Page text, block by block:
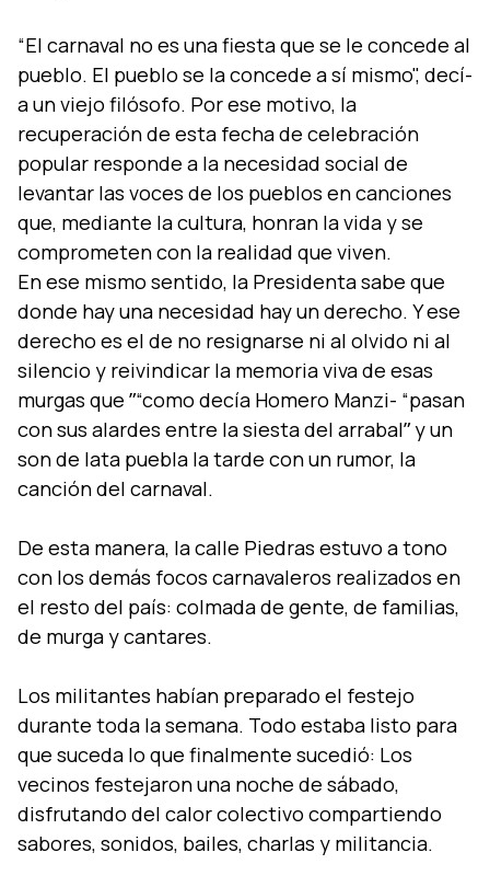
“El carnaval no es una fiesta que se le concede al
pueblo. El pueblo se la concede a sí­ mismo", decí­
a un viejo filósofo. Por ese motivo, la
recuperación de esta fecha de celebración
popular responde a la necesidad social de
levantar las voces de los pueblos en canciones
que, mediante la cultura, honran la vida y se
comprometen con la realidad que viven.
En ese mismo sentido, la Presidenta sabe que
donde hay una necesidad hay un derecho. Y ese
derecho es el de no resignarse ni al olvido ni al
silencio y reivindicar la memoria viva de esas
murgas que ˮ“como decí­a Homero Manzi- “pasan
con sus alardes entre la siesta del arrabalˮ y un
son de lata puebla la tarde con un rumor, la
canción del carnaval.
De esta manera, la calle Piedras estuvo a tono
con los demás focos carnavaleros realizados en
el resto del paí­s: colmada de gente, de familias,
de murga y cantares.
Los militantes habí­an preparado el festejo
durante toda la semana. Todo estaba listo para
que suceda lo que finalmente sucedió: Los
vecinos festejaron una noche de sábado,
disfrutando del calor colectivo compartiendo
sabores, sonidos, bailes, charlas y militancia.